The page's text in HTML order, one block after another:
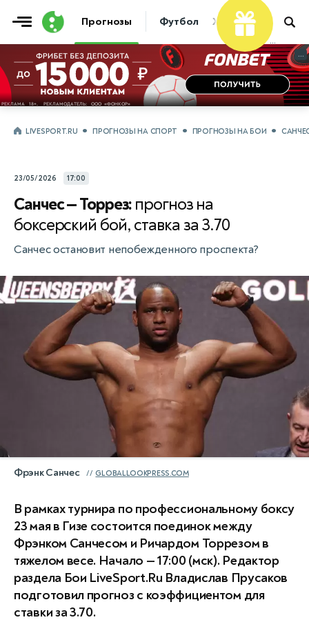
Прогнозы Футбол Хоккей Теннис
Фрибет
...
...
LIVESPORT.RU ПРОГНОЗЫ НА СПОРТ ПРОГНОЗЫ НА БОИ
23/05/2026 17:00
Санчес — Торрез: прогноз на
боксерский бой, ставка за 3.70
Санчес остановит непобежденного проспекта?
Фрэнк Санчес GLOBALLOOKPRESS.COM
В рамках турнира по профессиональному боксу
23 мая в Гизе состоится поединок между
Фрэнком Санчесом и Ричардом Торрезом в
тяжелом весе. Начало — 17:00 (мск). Редактор
раздела Бои LiveSport.Ru Владислав Прусаков
подготовил прогноз с коэффициентом для
ставки за 3.70.